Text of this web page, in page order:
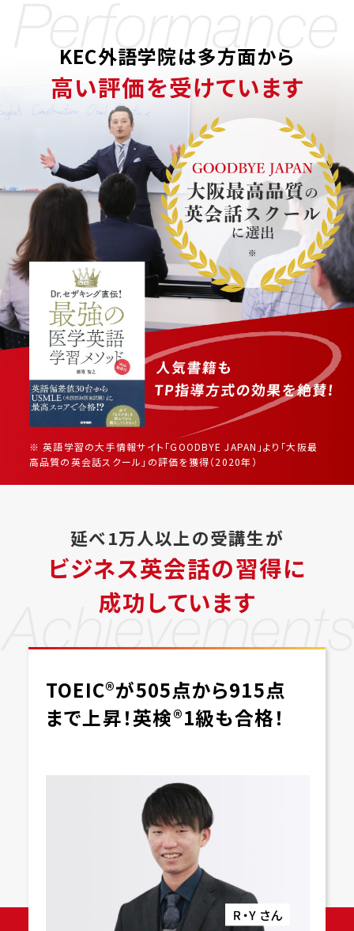
KEC外語学院は多方面から
高い評価を受けています
※ 英語学習の大手情報サイト「GOODBYE JAPAN」より「大阪最
高品質の英会話スクール」の評価を獲得（2020年）
延べ1万人以上の受講生が
ビジネス英会話の習得に
成功しています
TOEIC®が505点から915点
まで上昇！英検®1級も合格！